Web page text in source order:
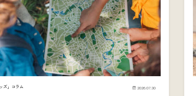
ズ」コラム 2026.07.30